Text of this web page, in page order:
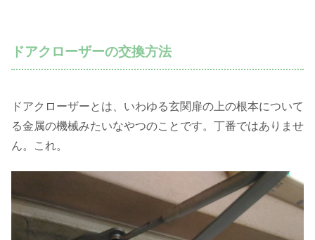
ドアクローザーの交換方法
ドアクローザーとは、いわゆる玄関扉の上の根本について
る金属の機械みたいなやつのことです。丁番ではありませ
ん。これ。